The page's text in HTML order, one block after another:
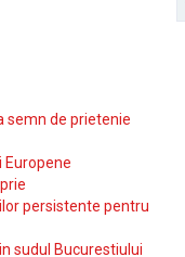
semn de prietenie
Europene
persistente pentru
sudul Bucurestiului